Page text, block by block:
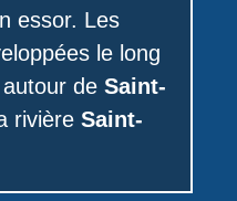
essor. Les
le long
autour de Saint-
rivière Saint-